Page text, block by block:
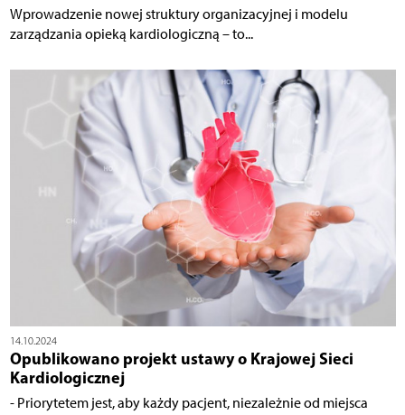
Wprowadzenie nowej struktury organizacyjnej i modelu
zarządzania opieką kardiologiczną – to...
14.10.2024
Opublikowano projekt ustawy o Krajowej Sieci
Kardiologicznej
- Priorytetem jest, aby każdy pacjent, niezależnie od miejsca